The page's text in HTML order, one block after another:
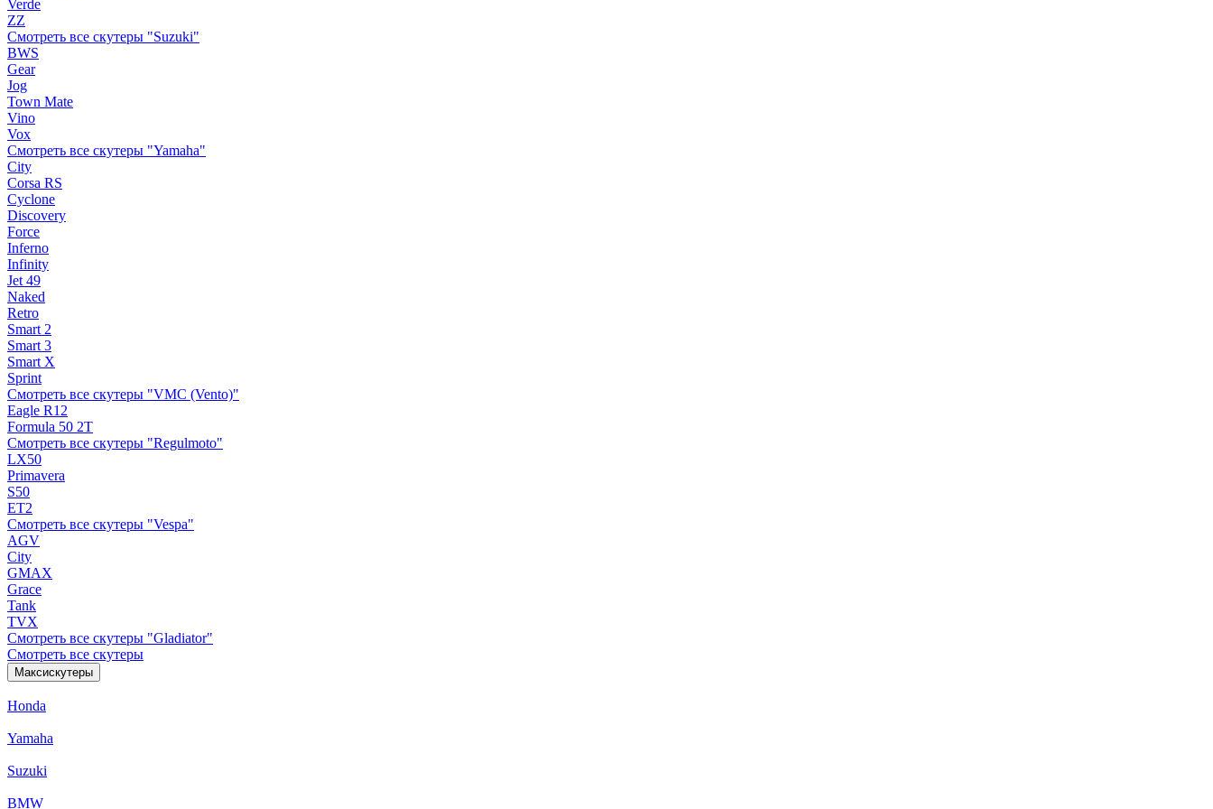
Verde
ZZ
Смотреть все скутеры "Suzuki"
BWS
Gear
Jog
Town Mate
Vino
Vox
Смотреть все скутеры "Yamaha"
City
Corsa RS
Cyclone
Discovery
Force
Inferno
Infinity
Jet 49
Naked
Retro
Smart 2
Smart 3
Smart X
Sprint
Смотреть все скутеры "VMC (Vento)"
Eagle R12
Formula 50 2Т
Смотреть все скутеры "Regulmoto"
LX50
Primavera
S50
ET2
Смотреть все скутеры "Vespa"
AGV
City
GMAX
Grace
Tank
TVX
Смотреть все скутеры "Gladiator"
Смотреть все скутеры
Максискутеры
Honda
Yamaha
Suzuki
BMW